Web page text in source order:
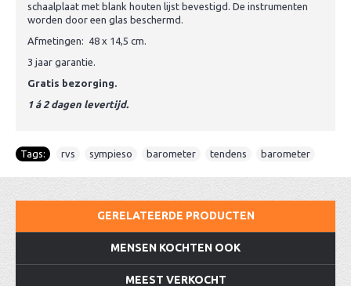
schaalplaat met blank houten lijst bevestigd. De instrumenten
worden door een glas beschermd.
Afmetingen: 48 x 14,5 cm.
3 jaar garantie.
Gratis bezorging.
1 á 2 dagen levertijd.
Tags: rvs sympieso barometer tendens barometer
GERELATEERDE PRODUCTEN
MENSEN KOCHTEN OOK
MEEST VERKOCHT